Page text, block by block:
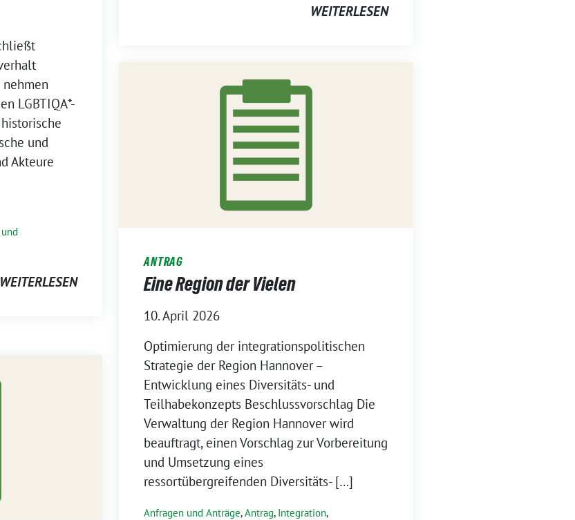
WEITERLESEN
LGBTIQA*-
und
Akteure
WEITERLESEN
ANTRAG
Eine Region der Vielen
10. April 2026
Optimierung der integrationspolitischen
Strategie der Region Hannover –
Entwicklung eines Diversitäts- und
Teilhabekonzepts Beschlussvorschlag Die
Verwaltung der Region Hannover wird
beauftragt, einen Vorschlag zur Vorbereitung
und Umsetzung eines
ressortübergreifenden Diversitäts- […]
Anfragen und Anträge,Antrag, Integration,